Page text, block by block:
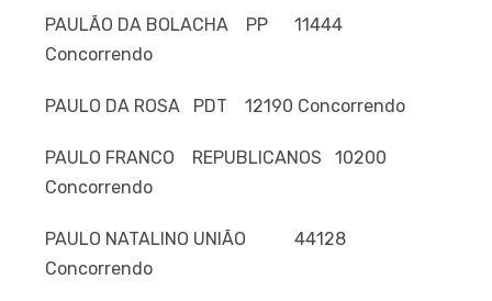
PAULÃO DA BOLACHA PP 11444
Concorrendo
PAULO DA ROSA PDT 12190 Concorrendo
PAULO FRANCO REPUBLICANOS 10200
Concorrendo
PAULO NATALINO UNIÃO 44128
Concorrendo